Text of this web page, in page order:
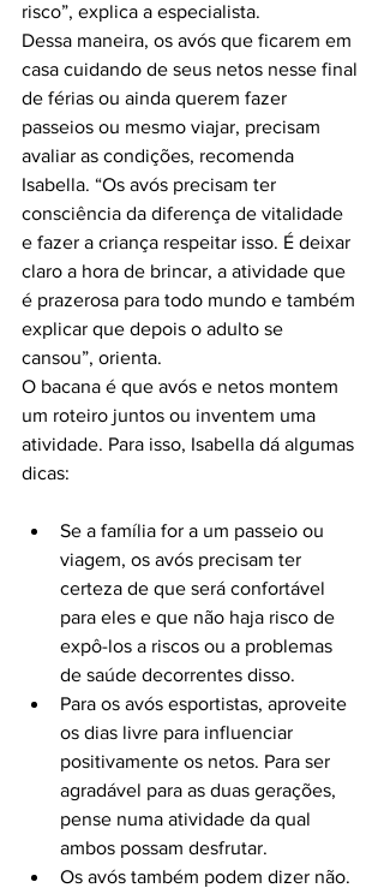
risco”, explica a especialista.
Dessa maneira, os avós que ficarem em
casa cuidando de seus netos nesse final
de férias ou ainda querem fazer
passeios ou mesmo viajar, precisam
avaliar as condições, recomenda
Isabella. “Os avós precisam ter
consciência da diferença de vitalidade
e fazer a criança respeitar isso. É deixar
claro a hora de brincar, a atividade que
é prazerosa para todo mundo e também
explicar que depois o adulto se
cansou”, orienta.
O bacana é que avós e netos montem
um roteiro juntos ou inventem uma
atividade. Para isso, Isabella dá algumas
Se a família for a um passeio ou
viagem, os avós precisam ter
certeza de que será confortável
para eles e que não haja risco de
expô-los a riscos ou a problemas
de saúde decorrentes disso.
Para os avós esportistas, aproveite
os dias livre para influenciar
positivamente os netos. Para ser
agradável para as duas gerações,
pense numa atividade da qual
ambos possam desfrutar.
Os avós também podem dizer não.